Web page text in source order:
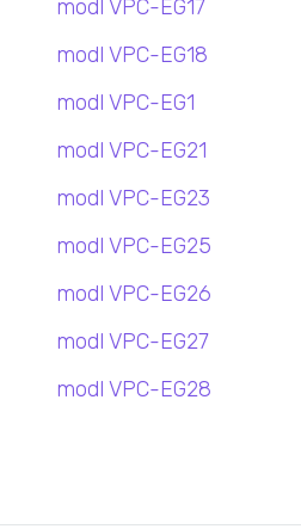
modl VPC-EG17
modl VPC-EG18
modl VPC-EG1
modl VPC-EG21
modl VPC-EG23
modl VPC-EG25
modl VPC-EG26
modl VPC-EG27
modl VPC-EG28